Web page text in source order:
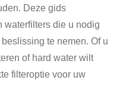
Deze gids
waterfilters die u nodig
te nemen. Of u
of hard water wilt
filteroptie voor uw